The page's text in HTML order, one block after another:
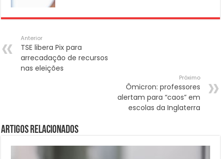
Anterior
TSE libera Pix para
arrecadação de recursos
nas eleições
Próximo
Ômicron: professores
alertam para “caos” em
escolas da Inglaterra
Artigos Relacionados